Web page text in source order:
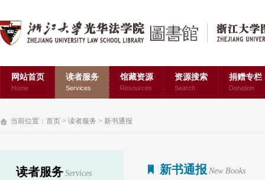
网站首页
Home
读者服务
Services
馆藏资源
Resources
资源搜索
Search
捐赠专栏
Donation
当前位置： 首页 > 读者服务 > 新书通报
读者服务 Services 新书通报 New Books